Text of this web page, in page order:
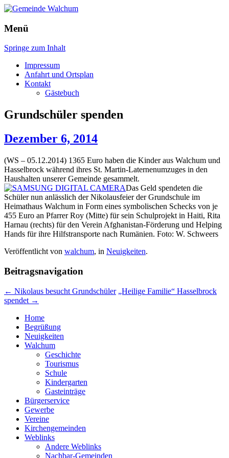
Gemeinde Walchum
Gemeinde Walchum
Suchen
nach:
Menü
Springe zum Inhalt
Impressum
Anfahrt und Ortsplan
Kontakt
Gästebuch
Grundschüler spenden
Dezember 6, 2014
(WS – 05.12.2014) 1365 Euro haben die Kinder aus Walchum und
Hasselbrock während ihres St. Martin-Laternenumzuges in den
Haushalten unserer Gemeinde gesammelt.
Das Geld spendeten die
Schüler nun anlässlich der Nikolausfeier der Grundschule im
Heimathaus Walchum in Form eines symbolischen Schecks von je
455 Euro an Pfarrer Roy (Mitte) für sein Schulprojekt in Haiti, Rita
Harnau (rechts) für den Verein Afghanistan-Förderung und Helping
Hands für ihre Hilfstransporte nach Rumänien. Foto: W. Schweers
Veröffentlicht von walchum, in Neuigkeiten.
Beitragsnavigation
← Nikolaus besucht Grundschüler „Heilige Familie“ Hasselbrock
spendet →
Home
Begrüßung
Neuigkeiten
Walchum
Geschichte
Tourismus
Schule
Kindergarten
Gasteinträge
Bürgerservice
Gewerbe
Vereine
Kirchengemeinden
Weblinks
Andere Weblinks
Nachbar-Gemeinden